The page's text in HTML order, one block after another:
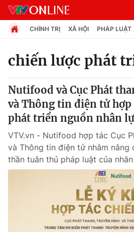
Chuyên mục
Chính trị
Pháp luật
CHÍNH TRỊ XÃ HỘI PHÁP LUẬT
chiến lược phát
Nutifood và Cục Phát
và Thông tin điện tử hợp
phát triển nguồn nhân
VTV.vn - Nutifood hợp tác Cục
và Thông tin điện tử nhằm nâng
thần tuân thủ pháp luật của